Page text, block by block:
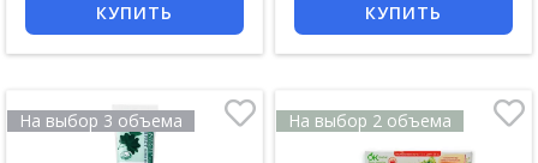
КУПИТЬ КУПИТЬ
На выбор 3 объема На выбор 2 объема